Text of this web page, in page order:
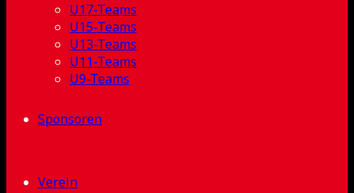
U17-Teams
U15-Teams
U13-Teams
U11-Teams
U9-Teams
Sponsoren
Verein